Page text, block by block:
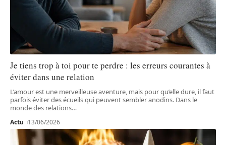
Je tiens trop à toi pour te perdre : les erreurs courantes à
éviter dans une relation
L’amour est une merveilleuse aventure, mais pour qu’elle dure, il faut
parfois éviter des écueils qui peuvent sembler anodins. Dans le
monde des relations…
Actu 13/06/2026